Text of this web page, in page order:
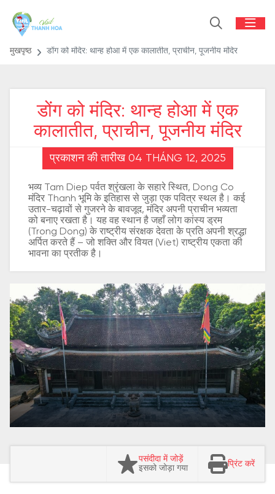
मुखपृष्ठ डोंग को मंदिर: थान्ह होआ में एक कालातीत, प्राचीन, पूजनीय मंदिर
डोंग को मंदिर: थान्ह होआ में एक
कालातीत, प्राचीन, पूजनीय मंदिर
प्रकाशन की तारीख 04 THÁNG 12, 2025
भव्य Tam Diep पर्वत श्रृंखला के सहारे स्थित, Dong Co
मंदिर Thanh भूमि के इतिहास से जुड़ा एक पवित्र स्थल है। कई
उतार-चढ़ावों से गुजरने के बावजूद, मंदिर अपनी प्राचीन भव्यता
को बनाए रखता है। यह वह स्थान है जहाँ लोग कांस्य ड्रम
(Trong Dong) के राष्ट्रीय संरक्षक देवता के प्रति अपनी श्रद्धा
अर्पित करते हैं – जो शक्ति और वियत (Viet) राष्ट्रीय एकता की
भावना का प्रतीक है।
पसंदीदा में जोड़ें
इसको जोड़ा गया
प्रिंट करें